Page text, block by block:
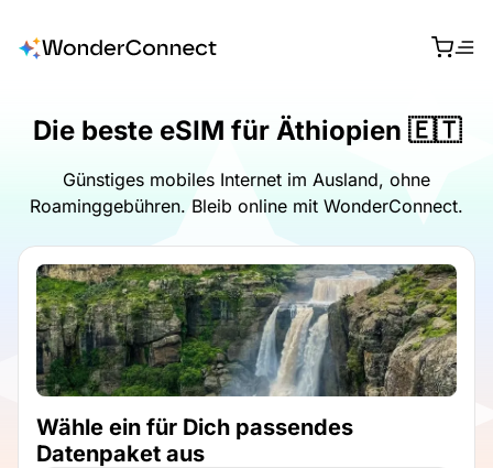
Die beste eSIM für Äthiopien 🇪🇹
Günstiges mobiles Internet im Ausland, ohne
Roaminggebühren. Bleib online mit WonderConnect.
Wähle ein für Dich passendes
Datenpaket aus